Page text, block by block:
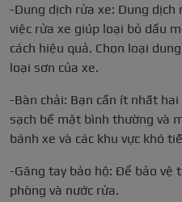
-Dung dịch rửa xe: Dung dịch
việc rửa xe giúp loại bỏ dầu
cách hiệu quả. Chọn loại
loại sơn của xe.
-Bàn chải: Bạn cần ít nhất
sạch bề mặt bình thường và
bánh xe và các khu vực khó
-Găng tay bảo hộ: Để bảo vệ
phòng và nước rửa.